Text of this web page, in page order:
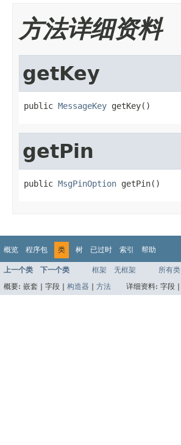
方法详细资料
getKey
public MessageKey getKey()
getPin
public MsgPinOption getPin()
概览 程序包 类 树 已过时 索引 帮助
上一个类 下一个类 框架 无框架
所有类
概要: 嵌套 | 字段 | 构造器 方法 详细资料: 字段 |